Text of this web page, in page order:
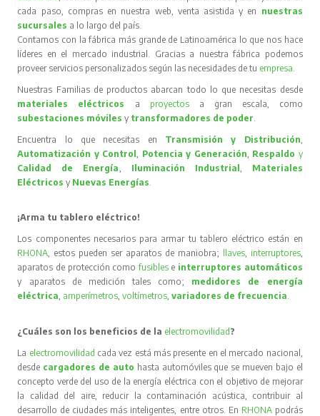
cada paso, compras en nuestra web, venta asistida y en nuestras
sucursales a lo largo del país.
Contamos con la fábrica más grande de Latinoamérica lo que nos hace
líderes en el mercado industrial. Gracias a nuestra fábrica podemos
proveer servicios personalizados según las necesidades de tu empresa
Nuestras Familias de productos abarcan todo lo que necesitas desde
materiales eléctricos
a proyectos
a gran escala, como
subestaciones móvilesy transformadores de poder
Encuentra lo que necesitas en Transmisión y Distribución
Automatización y Control
Potencia y Generación Respaldo y
Calidad de Energía
Iluminación Industrial
Materiales
Eléctricos y Nuevas Energías
¡Arma tu tablero eléctrico!
Los componentes necesarios para armar tu tablero eléctrico están en
RHONA , estos pueden ser aparatos de maniobra; llaves, interruptores,
aparatos de protección comofusibles e interruptores automáticos
y aparatos de medición tales como; medidores de energía
eléctrica amperímetros ,voltímetros ,variadores de frecuencia
¿Cuáles son los beneficios de la electromovilidad?
La electromovilidad cada vez está más presente en el mercado nacional,
desde cargadores de auto hasta automóviles que se mueven bajo el
concepto verde del uso de la energía eléctrica con el objetivo de mejorar
la calidad del aire, reducir la contaminación acústica, contribuir al
desarrollo de ciudades más inteligentes, entre otros. En RHONA podrás